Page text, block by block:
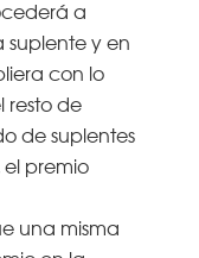
a
y en
con lo
resto de
de suplentes
premio
una misma